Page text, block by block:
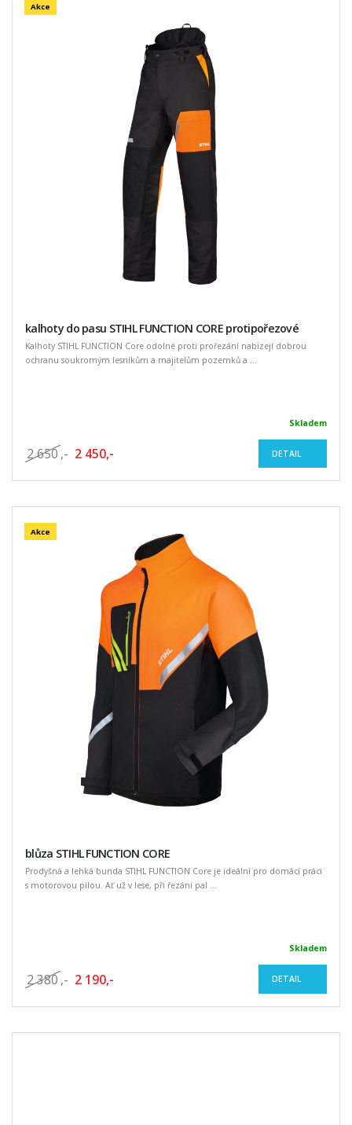
Akce
kalhoty do pasu STIHL FUNCTION CORE protipořezové
Kalhoty STIHL FUNCTION Core odolné proti prořezání nabízejí dobrou
ochranu soukromým lesníkům a majitelům pozemků a ...
Skladem
2 650 ,- 2 450,- DETAIL
Akce
blůza STIHL FUNCTION CORE
Prodyšná a lehká bunda STIHL FUNCTION Core je ideální pro domácí práci
s motorovou pilou. Ať už v lese, při řezání pal ...
Skladem
2 380,- 2 190,- DETAIL